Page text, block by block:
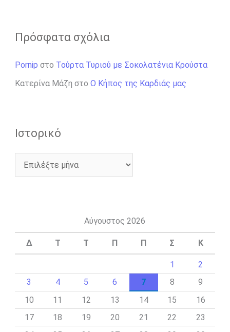
Πρόσφατα σχόλια
Pornip στο Τούρτα Τυριού με Σοκολατένια Κρούστα
Κατερίνα Μάζη στο Ο Κήπος της Καρδιάς μας
Ιστορικό
Αύγουστος 2026
Δ Τ Τ Π Π Σ Κ
1
2
3
4 5 6 7 8
9
10
11 12 13 14 15
16
17
18 19 20 21 22
23